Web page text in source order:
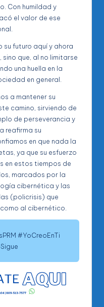
Con humildad y
el valor de ese
su futuro aquí y ahora
que, al no limitarse
una huella en la
en general.
a mantener su
camino, sirviendo de
de perseverancia y
reafirma su
en que nada la
ya que su esfuerzo
en estos tiempos de
marcados por la
cibernética y las
(policrisis) que
al cibernético.
#YoCreoEnTi